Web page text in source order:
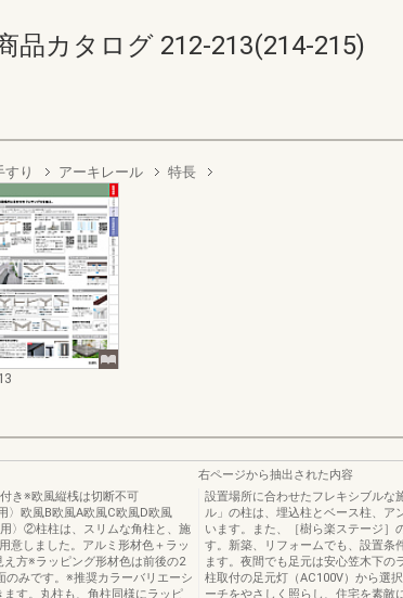
品カタログ 212-213(214-215)
り アーキレール 特長
き※欧風縦桟は切断不可
〉欧風B欧風A欧風C欧風D欧風
〉②柱柱は、スリムな角柱と、施
意しました。アルミ形材色＋ラッ
え方※ラッピング形材色は前後の2
のみです。※推奨カラーバリエーシ
ます。丸柱も、角柱同様にラッピ
右ページから抽出された内容
設置場所に合わせたフレキシブルな
ル」の柱は、埋込柱とベース柱、ア
います。また、［樹ら楽ステージ］
す。新築、リフォームでも、設置条
ます。夜間でも足元は安心笠木下の
柱取付の足元灯（AC100V）から選
ーチをやさしく照らし、住宅を素敵